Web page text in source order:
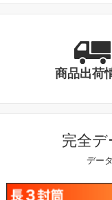
商品出荷
完全デ
デー